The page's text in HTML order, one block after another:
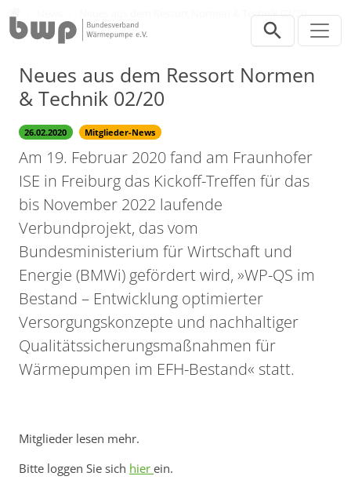
Neues aus dem Ressort Normen & Technik 02/20
Neues aus dem Ressort Normen
& Technik 02/20
26.02.2020 Mitglieder-News
Am 19. Februar 2020 fand am Fraunhofer
ISE in Freiburg das Kickoff-Treffen für das
bis November 2022 laufende
Verbundprojekt, das vom
Bundesministerium für Wirtschaft und
Energie (BMWi) gefördert wird, »WP-QS im
Bestand – Entwicklung optimierter
Versorgungskonzepte und nachhaltiger
Qualitätssicherungsmaßnahmen für
Wärmepumpen im EFH-Bestand« statt.
Mitglieder lesen mehr.
Bitte loggen Sie sich hier ein.